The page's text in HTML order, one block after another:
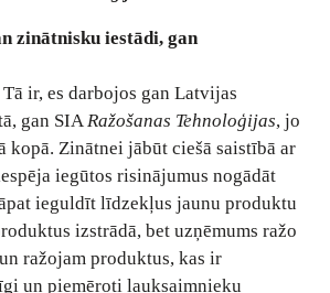
zinātnisku iestādi, gan
Tā ir, es darbojos gan Latvijas
gan SIARažošanas Tehnoloģijas, jo
kopā. Zinātnei jābūt ciešā saistībā ar
iegūtos risinājumus nogādāt
ieguldīt līdzekļus jaunu produktu
izstrādā, bet uzņēmums ražo
ražojam produktus, kas ir
un piemēroti lauksaimnieku